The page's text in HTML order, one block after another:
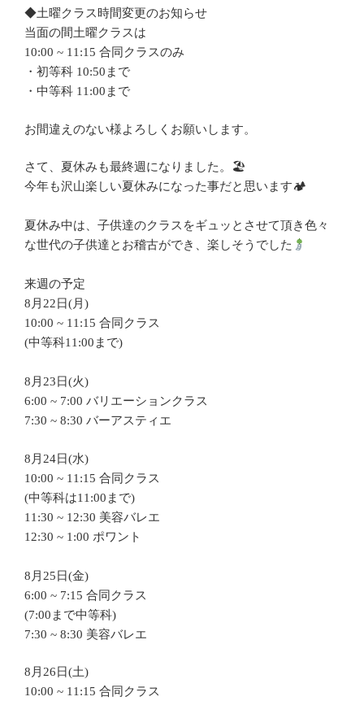
◆土曜クラス時間変更のお知らせ
当面の間土曜クラスは
10:00 ~ 11:15 合同クラスのみ
・初等科 10:50まで
・中等科 11:00まで
お間違えのない様よろしくお願いします。
さて、夏休みも最終週になりました。🏖
今年も沢山楽しい夏休みになった事だと思います🏕
夏休み中は、子供達のクラスをギュッとさせて頂き色々
な世代の子供達とお稽古ができ、楽しそうでした
来週の予定
8月22日(月)
10:00 ~ 11:15 合同クラス
(中等科11:00まで)
8月23日(火)
6:00 ~ 7:00 バリエーションクラス
7:30 ~ 8:30 バーアスティエ
8月24日(水)
10:00 ~ 11:15 合同クラス
(中等科は11:00まで)
11:30 ~ 12:30 美容バレエ
12:30 ~ 1:00 ポワント
8月25日(金)
6:00 ~ 7:15 合同クラス
(7:00まで中等科)
7:30 ~ 8:30 美容バレエ
8月26日(土)
10:00 ~ 11:15 合同クラス